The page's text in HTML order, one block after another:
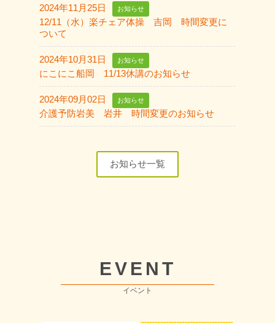
2024年11月25日 お知らせ
12/11（水）楽チェア体操 吉岡 時間変更に
ついて
2024年10月31日 お知らせ
にこにこ船岡 11/13休講のお知らせ
2024年09月02日 お知らせ
介護予防岩美 岩井 時間変更のお知らせ
お知らせ一覧
EVENT
イベント